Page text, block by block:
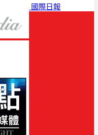
國際日報